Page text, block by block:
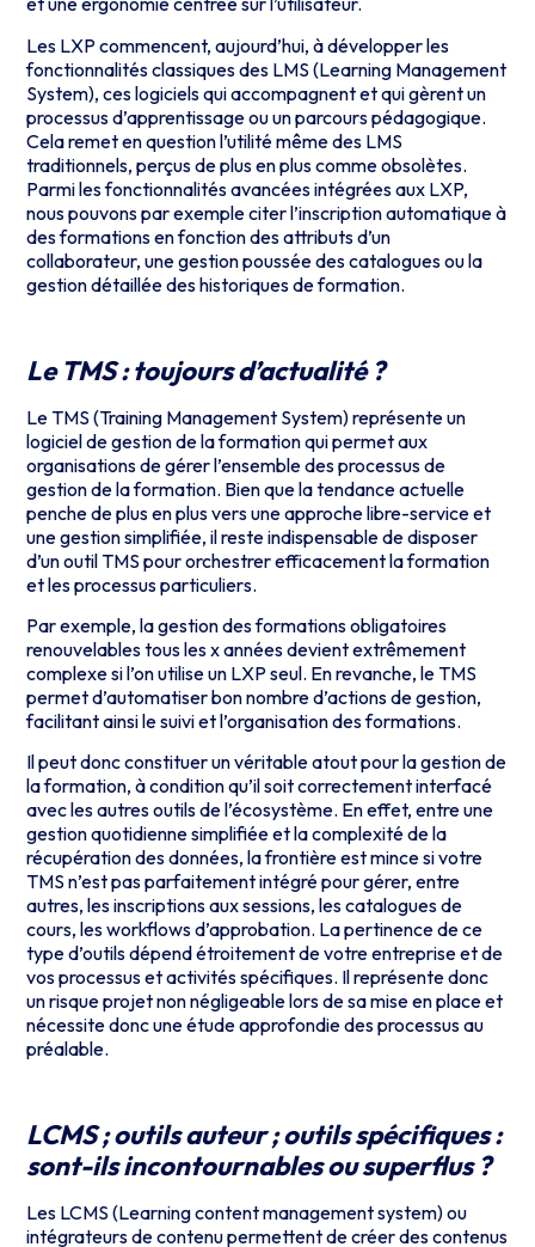
Les LXP commencent, aujourd’hui, à développer les
fonctionnalités classiques des LMS (Learning Management
System), ces logiciels qui accompagnent et qui gèrent un
processus d’apprentissage ou un parcours pédagogique.
Cela remet en question l’utilité même des LMS
traditionnels, perçus de plus en plus comme obsolètes.
Parmi les fonctionnalités avancées intégrées aux LXP,
nous pouvons par exemple citer l’inscription automatique à
des formations en fonction des attributs d’un
collaborateur, une gestion poussée des catalogues ou la
gestion détaillée des historiques de formation.
Le TMS : toujours d’actualité ?
Le TMS (Training Management System) représente un
logiciel de gestion de la formation qui permet aux
organisations de gérer l’ensemble des processus de
gestion de la formation. Bien que la tendance actuelle
penche de plus en plus vers une approche libre-service et
une gestion simplifiée, il reste indispensable de disposer
d’un outil TMS pour orchestrer efficacement la formation
et les processus particuliers.
Par exemple, la gestion des formations obligatoires
renouvelables tous les x années devient extrêmement
complexe si l’on utilise un LXP seul. En revanche, le TMS
permet d’automatiser bon nombre d’actions de gestion,
facilitant ainsi le suivi et l’organisation des formations.
Il peut donc constituer un véritable atout pour la gestion de
la formation, à condition qu’il soit correctement interfacé
avec les autres outils de l’écosystème. En effet, entre une
gestion quotidienne simplifiée et la complexité de la
récupération des données, la frontière est mince si votre
TMS n’est pas parfaitement intégré pour gérer, entre
autres, les inscriptions aux sessions, les catalogues de
cours, les workflows d’approbation. La pertinence de ce
type d’outils dépend étroitement de votre entreprise et de
vos processus et activités spécifiques. Il représente donc
un risque projet non négligeable lors de sa mise en place et
nécessite donc une étude approfondie des processus au
préalable.
LCMS ; outils auteur ; outils spécifiques :
sont-ils incontournables ou superflus ?
Les LCMS (Learning content management system) ou
intégrateurs de contenu permettent de créer des contenus